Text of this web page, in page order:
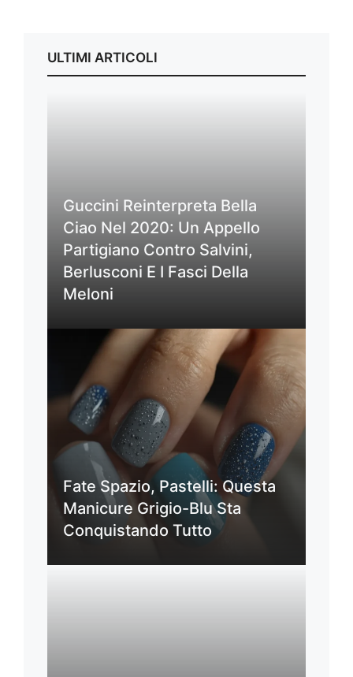
ULTIMI ARTICOLI
Guccini Reinterpreta Bella
Ciao Nel 2020: Un Appello
Partigiano Contro Salvini,
Berlusconi E I Fasci Della
Meloni
Fate Spazio, Pastelli: Questa
Manicure Grigio-Blu Sta
Conquistando Tutto